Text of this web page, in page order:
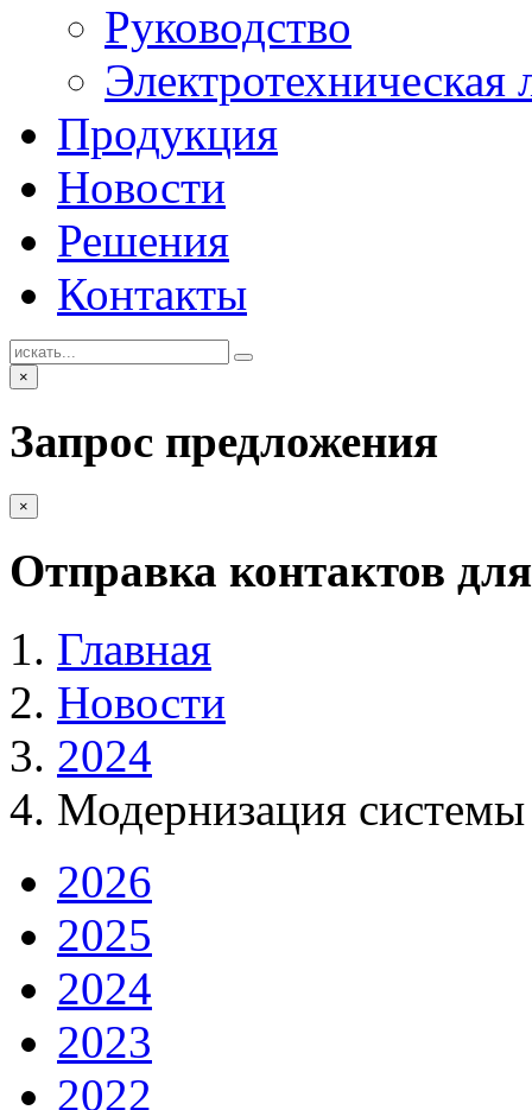
Руководство
Электротехническая
Продукция
Новости
Решения
Контакты
×
Запрос предложения
×
Отправка контактов
Главная
Новости
2024
Модернизация
2026
2025
2024
2023
2022